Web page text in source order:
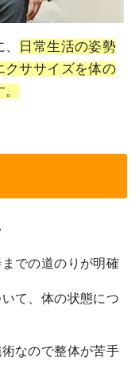
日常生活の姿勢
クササイズを体の
での道のりが明確
て、体の状態につ
なので整体が苦手